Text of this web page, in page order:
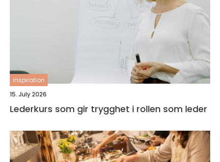
inspiration
15. July 2026
Lederkurs som gir trygghet i rollen som leder